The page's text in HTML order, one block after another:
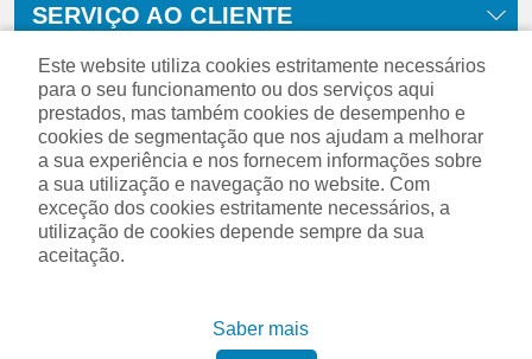
SERVIÇO AO CLIENTE
Este website utiliza cookies estritamente necessários
para o seu funcionamento ou dos serviços aqui
prestados, mas também cookies de desempenho e
cookies de segmentação que nos ajudam a melhorar
a sua experiência e nos fornecem informações sobre
a sua utilização e navegação no website. Com
exceção dos cookies estritamente necessários, a
utilização de cookies depende sempre da sua
aceitação.
Saber mais